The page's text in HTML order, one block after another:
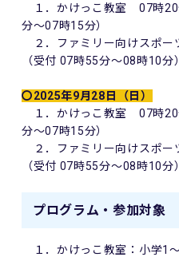
１．かけっこ教室 07時20
分～07時15分）
２．ファミリー向けスポ
（受付 07時55分～08時10分）
〇2025年9月28日（日）
１．かけっこ教室 07時20
分～07時15分）
２．ファミリー向けスポ
（受付 07時55分～08時10分）
プログラム・参加対象
１．かけっこ教室：小学1